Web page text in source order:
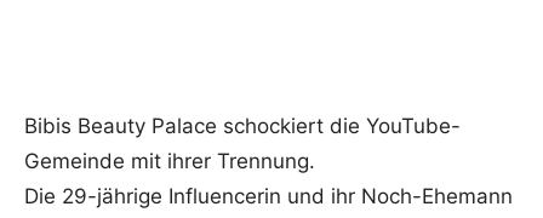
Bibis Beauty Palace schockiert die YouTube-
Gemeinde mit ihrer Trennung.
Die 29-jährige Influencerin und ihr Noch-Ehemann